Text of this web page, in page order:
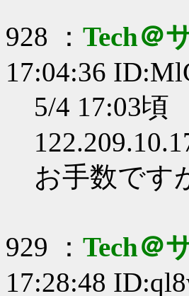
928 ： Tech＠
17:04:36
5/4 17:03頃
お手数です
929 ： Tech＠
17:28:48